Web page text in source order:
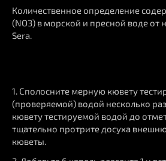
Количественное определение
(NO3) в морской и пресной воде
Sera.
1. Сполосните мерную кювету
(проверяемой) водой несколько
кювету тестируемой водой до
тщательно протрите досуха
кюветы.